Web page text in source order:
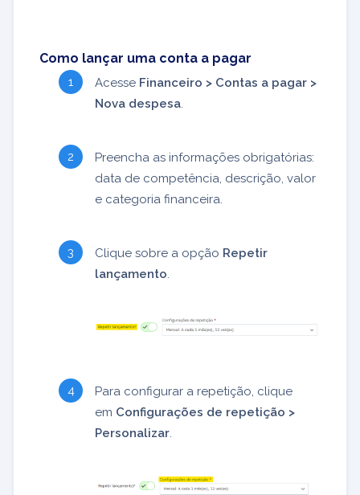
Como lançar uma conta a pagar
Acesse Financeiro > Contas a pagar >
Nova despesa
Preencha as informações obrigatórias:
data de competência, descrição, valor
e categoria financeira.
Clique sobre a opção Repetir
lançamento
Para configurar a repetição, clique
em Configurações de repetição >
Personalizar.